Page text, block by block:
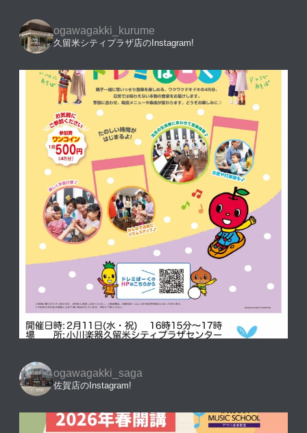
ogawagakki_kurume
久留米シティプラザ店のInstagram!
ogawagakki_saga
佐賀店のInstagram!